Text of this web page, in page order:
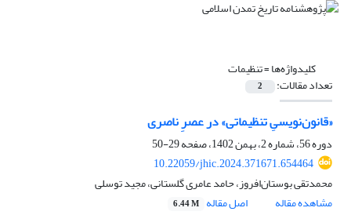
کلیدواژه‌ها =تنظیمات
تعداد مقالات: 2
«قانون‌نویسیِ تنظیماتی» در عصرِ ناصری
دوره 56، شماره 2، بهمن 1402، صفحه
29-50
10.22059/jhic.2024.371671.654464
محمدتقی بوستان‌افروز، حامد عامری گلستانی، مجید توسلی
مشاهده مقاله
اصل مقاله 6.44 M